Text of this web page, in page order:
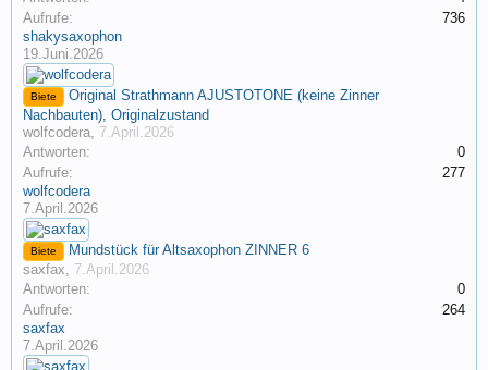
Aufrufe:
736
shakysaxophon
19.Juni.2026
Biete
Original Strathmann AJUSTOTONE (keine Zinner
Nachbauten), Originalzustand
wolfcodera, 7.April.2026
Antworten:
0
Aufrufe:
277
wolfcodera
7.April.2026
Biete
Mundstück für Altsaxophon ZINNER 6
saxfax, 7.April.2026
Antworten:
0
Aufrufe:
264
saxfax
7.April.2026